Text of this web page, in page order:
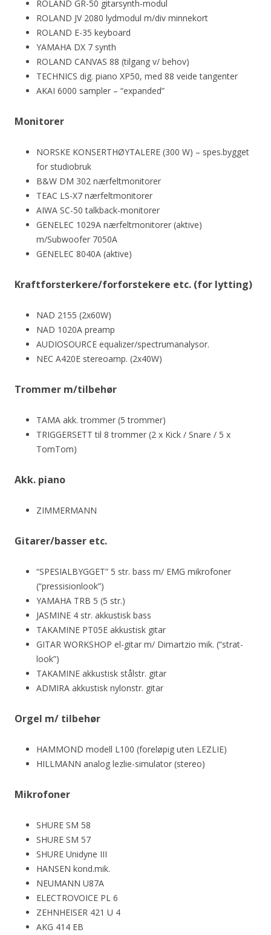
ROLAND GR-50 gitarsynth-modul
ROLAND JV 2080 lydmodul m/div minnekort
ROLAND E-35 keyboard
YAMAHA DX 7 synth
ROLAND CANVAS 88 (tilgang v/ behov)
TECHNICS dig. piano XP50, med 88 veide tangenter
AKAI 6000 sampler – “expanded”
Monitorer
NORSKE KONSERTHØYTALERE (300 W) – spes.bygget
for studiobruk
B&W DM 302 nærfeltmonitorer
TEAC LS-X7 nærfeltmonitorer
AIWA SC-50 talkback-monitorer
GENELEC 1029A nærfeltmonitorer (aktive)
m/Subwoofer 7050A
GENELEC 8040A (aktive)
Kraftforsterkere/forforstekere etc. (for lytting)
NAD 2155 (2x60W)
NAD 1020A preamp
AUDIOSOURCE equalizer/spectrumanalysor.
NEC A420E stereoamp. (2x40W)
Trommer m/tilbehør
TAMA akk. trommer (5 trommer)
TRIGGERSETT til 8 trommer (2 x Kick / Snare / 5 x
TomTom)
Akk. piano
ZIMMERMANN
Gitarer/basser etc.
“SPESIALBYGGET” 5 str. bass m/ EMG mikrofoner
(“pressisionlook”)
YAMAHA TRB 5 (5 str.)
JASMINE 4 str. akkustisk bass
TAKAMINE PT05E akkustisk gitar
GITAR WORKSHOP el-gitar m/ Dimartzio mik. (“strat-
look”)
TAKAMINE akkustisk stålstr. gitar
ADMIRA akkustisk nylonstr. gitar
Orgel m/ tilbehør
HAMMOND modell L100 (foreløpig uten LEZLIE)
HILLMANN analog lezlie-simulator (stereo)
Mikrofoner
SHURE SM 58
SHURE SM 57
SHURE Unidyne III
HANSEN kond.mik.
NEUMANN U87A
ELECTROVOICE PL 6
ZEHNHEISER 421 U 4
AKG 414 EB